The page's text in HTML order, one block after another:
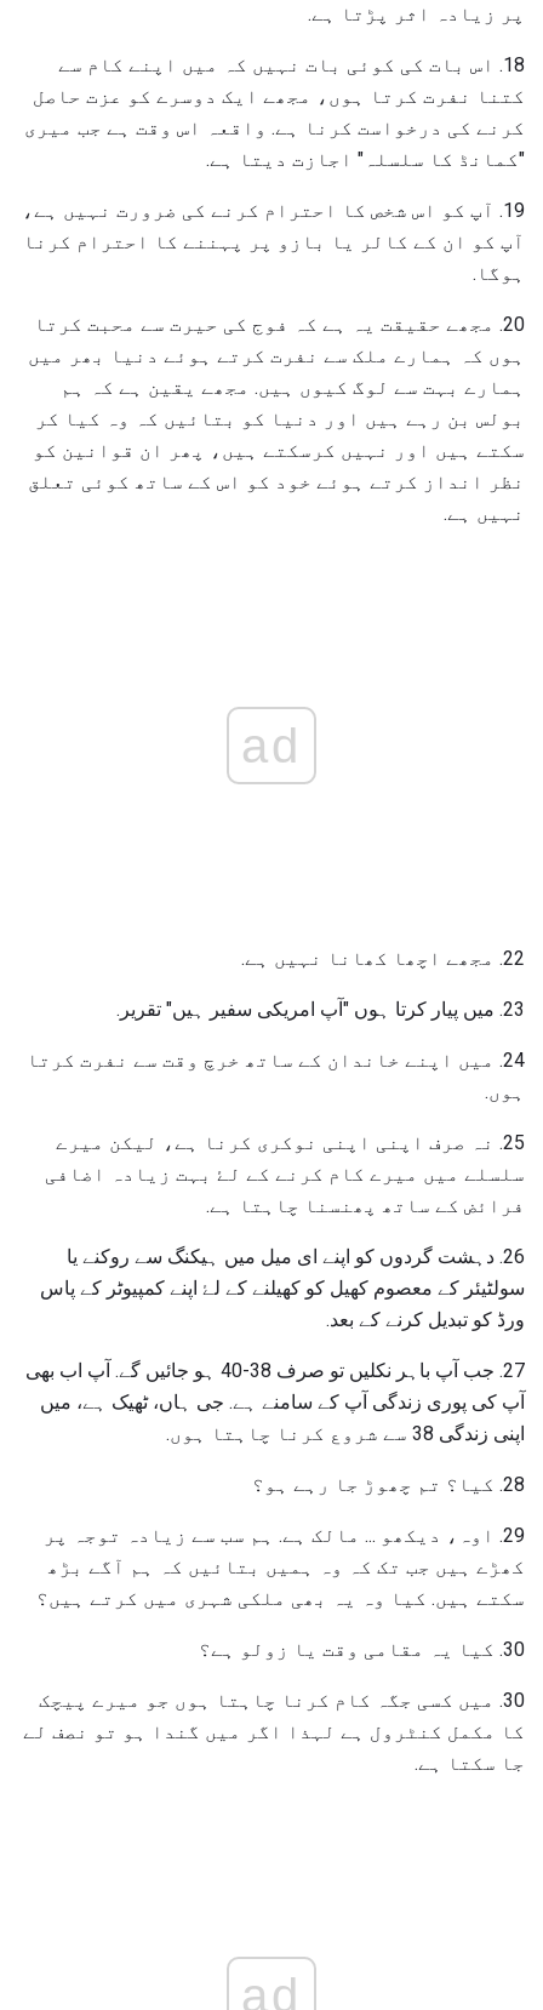
پر زیادہ اثر پڑتا ہے.
18. اس بات کی کوئی بات نہیں کہ میں اپنے کام سے
کتنا نفرت کرتا ہوں، مجھے ایک دوسرے کو عزت حاصل
کرنے کی درخواست کرنا ہے. واقعہ اس وقت ہے جب میری
"کمانڈ کا سلسلہ" اجازت دیتا ہے.
19. آپ کو اس شخص کا احترام کرنے کی ضرورت نہیں ہے،
آپ کو ان کے کالر یا بازو پر پہننے کا احترام کرنا
ہوگا.
20. مجھے حقیقت یہ ہے کہ فوج کی حیرت سے محبت کرتا
ہوں کہ ہمارے ملک سے نفرت کرتے ہوئے دنیا بھر میں
ہمارے بہت سے لوگ کیوں ہیں. مجھے یقین ہے کہ ہم
بولس بن رہے ہیں اور دنیا کو بتائیں کہ وہ کیا کر
سکتے ہیں اور نہیں کرسکتے ہیں، پھر ان قوانین کو
نظر انداز کرتے ہوئے خود کو اس کے ساتھ کوئی تعلق
نہیں ہے.
ad
22. مجھے اچھا کھانا نہیں ہے.
23. میں پیار کرتا ہوں "آپ امریکی سفیر ہیں" تقریر.
24. میں اپنے خاندان کے ساتھ خرچ وقت سے نفرت کرتا
ہوں.
25. نہ صرف اپنی اپنی نوکری کرنا ہے، لیکن میرے
سلسلے میں میرے کام کرنے کے لۓ بہت زیادہ اضافی
فرائض کے ساتھ پھنسنا چاہتا ہے.
26. دہشت گردوں کو اپنے ای میل میں ہیکنگ سے روکنے یا
سولٹیئر کے معصوم کھیل کو کھیلنے کے لۓ اپنے کمپیوٹر کے پاس
ورڈ کو تبدیل کرنے کے بعد.
27. جب آپ باہر نکلیں تو صرف 38-40 ہو جائیں گے. آپ اب بھی
آپ کی پوری زندگی آپ کے سامنے ہے. جی ہاں، ٹھیک ہے، میں
اپنی زندگی 38 سے شروع کرنا چاہتا ہوں.
28. کیا؟ تم چھوڑ جا رہے ہو؟
29. اوہ، دیکھو ... مالک ہے. ہم سب سے زیادہ توجہ پر
کھڑے ہیں جب تک کہ وہ ہمیں بتائیں کہ ہم آگے بڑھ
سکتے ہیں. کیا وہ یہ بھی ملکی شہری میں کرتے ہیں؟
30. کیا یہ مقامی وقت یا زولو ہے؟
30. میں کسی جگہ کام کرنا چاہتا ہوں جو میرے پیچک
کا مکمل کنٹرول ہے لہذا اگر میں گندا ہو تو نصف لے
جا سکتا ہے.
ad